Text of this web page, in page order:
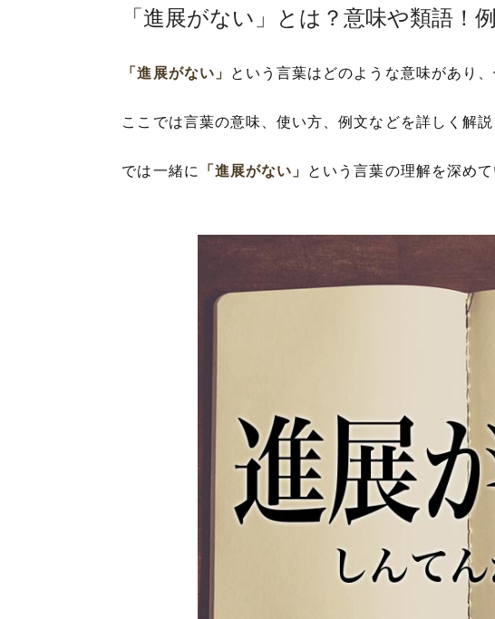
「進展がない」とは？意味や類語！
「進展がない」 という言葉はどのような意味があり
ここでは言葉の意味、使い方、例文などを詳しく解説
では一緒に 「進展がない」 という言葉の理解を深めて